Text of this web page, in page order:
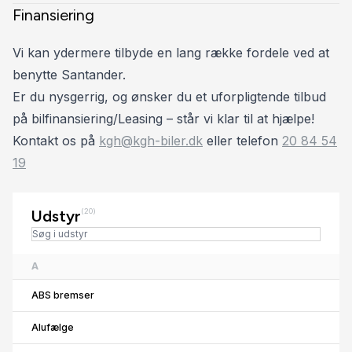
Finansiering
Vi kan ydermere tilbyde en lang række fordele ved at
benytte Santander.
Er du nysgerrig, og ønsker du et uforpligtende tilbud
på bilfinansiering/Leasing – står vi klar til at hjælpe!
Kontakt os på kgh@kgh-biler.dk eller telefon 20 84 54
19
Udstyr(20)
A
ABS bremser
Alufælge